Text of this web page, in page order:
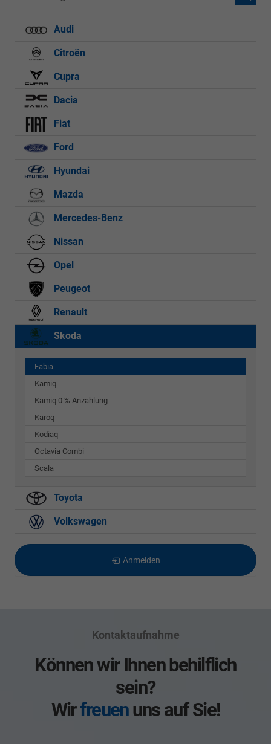
Audi
Citroën
Cupra
Dacia
Fiat
Ford
Hyundai
Mazda
Mercedes-Benz
Nissan
Opel
Peugeot
Renault
Skoda
Fabia
Kamiq
Kamiq 0 % Anzahlung
Karoq
Kodiaq
Octavia Combi
Scala
Toyota
Volkswagen
Anmelden
Kontaktaufnahme
Können wir Ihnen behilflich
sein?
Wirfreuenuns auf Sie!